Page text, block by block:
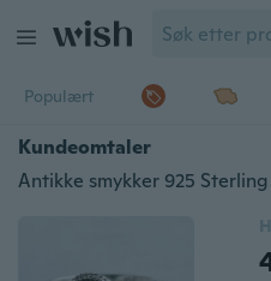
Populært
Kundeomtaler